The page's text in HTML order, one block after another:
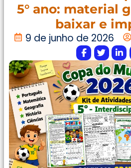
5° ano: material
baixar e
9 de junho de 2026